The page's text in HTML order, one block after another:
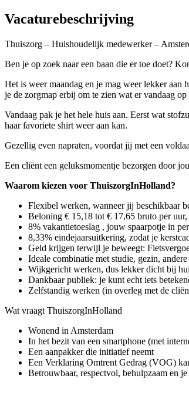
Vacaturebeschrijving
Thuiszorg – Huishoudelijk medewerker –
Ben je op zoek naar een baan die er toe doet?
Het is weer maandag en je mag weer lekker
je de zorgmap erbij om te zien wat er vandaag op
Vandaag pak je het hele huis aan. Eerst wat
haar favoriete shirt weer aan kan.
Gezellig even napraten, voordat jij met een
Een cliënt een geluksmomentje bezorgen door
Waarom kiezen voor ThuiszorgInHolland?
Flexibel werken, wanneer jij beschikbaar
Beloning € 15,18 tot € 17,65 bruto per
8% vakantietoeslag , jouw spaarpotje in
8,33% eindejaarsuitkering, zodat je
Geld krijgen terwijl je beweegt:
Ideale combinatie met studie, gezin,
Wijkgericht werken, dus lekker dicht bij
Dankbaar publiek: je kunt echt iets
Zelfstandig werken (in overleg met de
Wat vraagt ThuiszorgInHolland
Wonend in Amsterdam
In het bezit van een smartphone (met
Een aanpakker die initiatief neemt
Een Verklaring Omtrent Gedrag (VOG)
Betrouwbaar, respectvol, behulpzaam en